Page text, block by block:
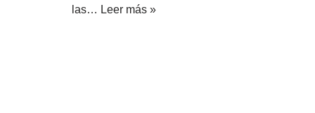
las… Leer más »